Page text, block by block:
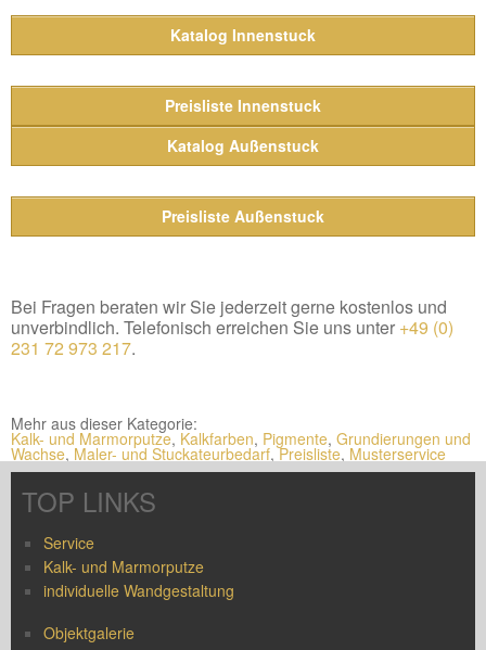
Katalog Innenstuck
Preisliste Innenstuck
Katalog Außenstuck
Preisliste Außenstuck
Bei Fragen beraten wir Sie jederzeit gerne kostenlos und
unverbindlich. Telefonisch erreichen Sie uns unter +49 (0)
231 72 973 217.
Mehr aus dieser Kategorie:
Kalk- und Marmorputze, Kalkfarben, Pigmente, Grundierungen und
Wachse, Maler- und Stuckateurbedarf,Preisliste, Musterservice
TOP LINKS
Service
Kalk- und Marmorputze
individuelle Wandgestaltung
Objektgalerie